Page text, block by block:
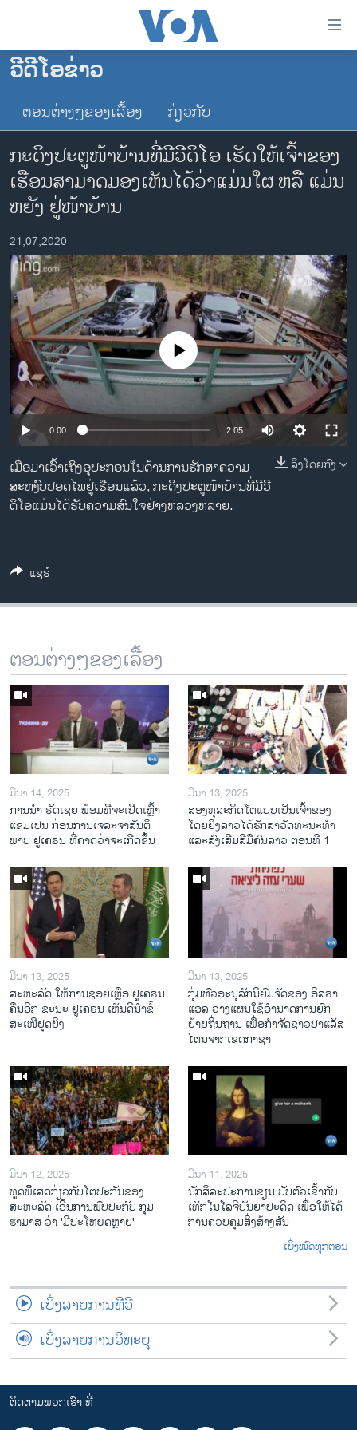
ເຂົ້າ
ຂ້າມ
ຂ້າມ
ໄປ
ຫາ
ຊອກ
ໂຮມເພຈ
ລາວ
ອາເມຣິກາ
ການເລືອກຕັ້ງ ປະທານາທີບໍດີ ສະຫະລັດ 2024
ຂ່າວ​ຈີນ
ເອເຊຍ
ອິດສະຫຼະພາບດ້ານການຂ່າວ
ຊີວິດຊາວລາວ
ຊຸມຊົນຊາວລາວ
ວິທະຍາສາດ-ເທັກໂນໂລຈີ
ທຸລະກິດ
ພາສາອັງກິດ
ວີດີໂອ
ສຽງ
ພາສາຕ່າງໆ
ວີດີໂອຂ່າວ
ຕອນຕ່າງໆຂອງເລື້ອງ ກ່ຽວກັບ
ກະດິງປະຕູໜ້າບ້ານທີ່ມີວີດິໂອ ເຮັດໃຫ້ເຈົ້າຂອງ
ເຮືອນສາມາດມອງເຫັນໄດ້ວ່າແມ່ນໃຜ ຫລື ແມ່ນ
ຫຍັງ ຢູ່ໜ້າບ້ານ
21,07,2020
No media source currently available
0:00 2:05
ລິງໂດຍກົງ
ເມື່ອມາເວົ້າເຖິງອຸປະກອນໃນດ້ານການຮັກສາຄວາມ
ສະຫງົບປອດໄພຢູ່ເຮືອນແລ້ວ, ກະດິງປະຕູໜ້າບ້ານທີ່ມີວີ
ດິໂອແມ່ນໄດ້ຮັບຄວາມສົນໃຈຢ່າງຫລວງຫລາຍ.
ແຊຣ໌
ຕອນຕ່າງໆຂອງເລື້ອງ
ມີນາ 14, 2025
ການ​ນຳ ຣັດ​ເຊຍ ພ້ອມ​ທີ່​ຈະ​ເປີ​ດ​ເຫຼົ້າ​
ແຊມ​ເປນ ກ່ອນການ​ເຈ​ລະ​ຈາ​ສັນ​ຕິ​
ພາບ ຢູ​ເຄ​ຣນ ທີ່​ຄາດ​ວ່າ​ຈະ​ເກີດ​ຂຶ້ນ
ມີນາ 13, 2025
ສອງທຸລະກິດໂຕແບບເປັນເຈົ້າຂອງ
ໂດຍຍິງລາວໄດ້ຮັກສາວັດທະນະທຳ
ແລະສົ່ງເສີມສີມືຄົນລາວ ຕອນທີ 1
ມີນາ 13, 2025
ສະຫະລັດ ໃຫ້ການຊ່ອຍເຫຼືອ ຢູເຄຣນ
ຄືນອີກ ຂະນະ ຢູເຄຣນ ເຫັນດີນຳຂໍ້
ສະເໜີຢຸດຍິງ
ມີນາ 13, 2025
ກຸ່ມຫົວອະນຸລັກນິຍົມຈັດຂອງ ອິສຣາ
ແອລ ວາງແຜນໃຊ້ອຳນາດການຍົກ
ຍ້າຍຖິ່ນຖານ ເພື່ອກຳຈັດຊາວປາແລັສ
ໄຕນຈາກເຂດກາຊາ
ມີນາ 12, 2025
ທູດພິິເສດກ່ຽວກັບໂຕປະກັນຂອງ
ສະຫະລັດ ເອີ້ນການພົບປະກັບ ກຸ່ມ
ຮາມາສ ວ່າ 'ມີປະໂຫຍດຫຼາຍ'
ມີນາ 11, 2025
ນັກ​ສິ​ລະ​ປະ​ການ​ຂຽນ ປັບ​ຕົວ​ເຂົ້າ​ກັບ​
ເທັກ​ໂນ​ໂລ​ຈີ​ປັນ​ຍາ​ປະ​ດິດ ເພື່ອ​ໃຫ້​ໄດ້​
ກ​ານ​ຄວບ​ຄຸມ​ສິ່ງ​ສ້າງ​ສັນ
ເບິ່ງໝົດທຸກຕອນ
ເບິ່ງລາຍການທີວີ
ເບິ່ງລາຍການວິທະຍຸ
ຕິດຕາມພວກເຮົາ ທີ່